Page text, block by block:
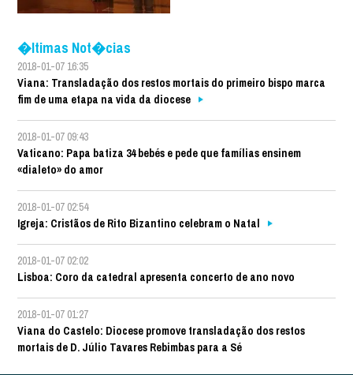
�ltimas Not�cias
2018-01-07 16:35
Viana: Transladação dos restos mortais do primeiro bispo marca
fim de uma etapa na vida da diocese
2018-01-07 09:43
Vaticano: Papa batiza 34 bebés e pede que famílias ensinem
«dialeto» do amor
2018-01-07 02:54
Igreja: Cristãos de Rito Bizantino celebram o Natal
2018-01-07 02:02
Lisboa: Coro da catedral apresenta concerto de ano novo
2018-01-07 01:27
Viana do Castelo: Diocese promove transladação dos restos
mortais de D. Júlio Tavares Rebimbas para a Sé